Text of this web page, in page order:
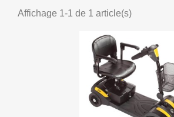
Affichage 1-1 de 1 article(s)